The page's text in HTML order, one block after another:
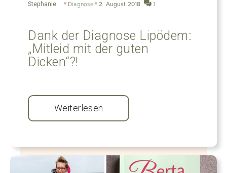
Stephanie Diagnose 2. August 2018 1
Dank der Diagnose Lipödem:
„Mitleid mit der guten
Dicken“?!
Weiterlesen